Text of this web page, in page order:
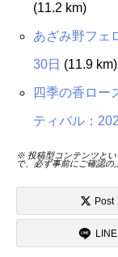
(11.2 km)
あざみ野フェ
30日 (11.9 km)
四季の香ロー
ティバル：
※ 投稿型コンテンツと
で、必ず事前にご確認の
Post
LINE